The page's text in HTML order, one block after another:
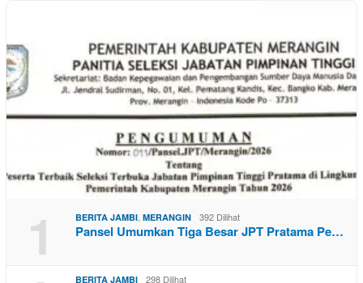
1 BERITA JAMBI, MERANGIN 392 Dilihat
Pansel Umumkan Tiga Besar JPT Pratama Pe…
BERITA JAMBI 298 Dilihat